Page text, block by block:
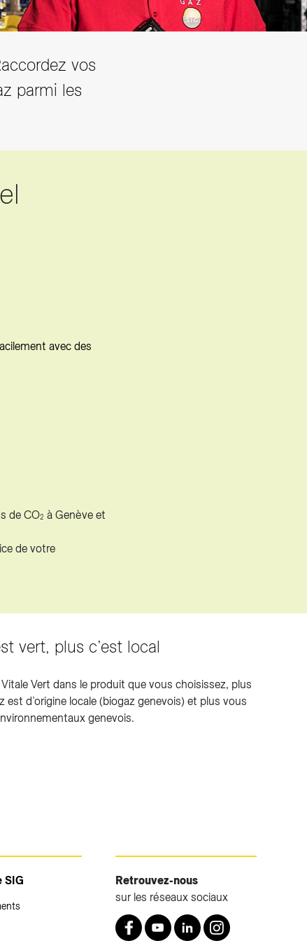
vos
parmi les
avec des
de CO2 à Genève et
de votre
vert, plus c’est local
Vert dans le produit que vous choisissez, plus
est d’origine locale (biogaz genevois) et plus vous
genevois.
SIG
Retrouvez-nous
sur les réseaux sociaux
Retrouvez nous sur Facebook
YoutubeLinkedInInstagram